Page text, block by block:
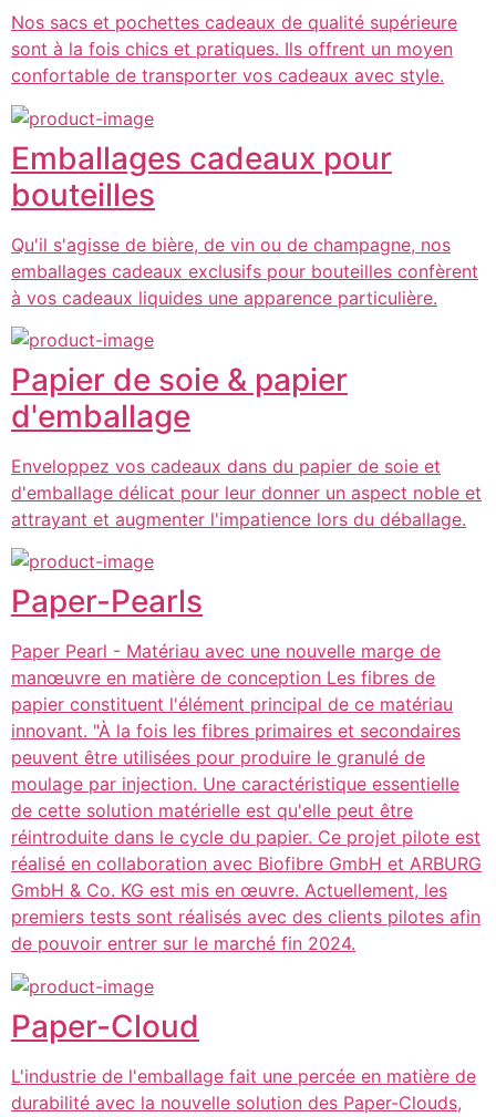
Nos sacs et pochettes cadeaux de qualité supérieure
sont à la fois chics et pratiques. Ils offrent un moyen
confortable de transporter vos cadeaux avec style.
Emballages cadeaux pour
bouteilles
Qu'il s'agisse de bière, de vin ou de champagne, nos
emballages cadeaux exclusifs pour bouteilles confèrent
à vos cadeaux liquides une apparence particulière.
Papier de soie & papier
d'emballage
Enveloppez vos cadeaux dans du papier de soie et
d'emballage délicat pour leur donner un aspect noble et
attrayant et augmenter l'impatience lors du déballage.
Paper-Pearls
Paper Pearl - Matériau avec une nouvelle marge de
manœuvre en matière de conception Les fibres de
papier constituent l'élément principal de ce matériau
innovant. "À la fois les fibres primaires et secondaires
peuvent être utilisées pour produire le granulé de
moulage par injection. Une caractéristique essentielle
de cette solution matérielle est qu'elle peut être
réintroduite dans le cycle du papier. Ce projet pilote est
réalisé en collaboration avec Biofibre GmbH et ARBURG
GmbH & Co. KG est mis en œuvre. Actuellement, les
premiers tests sont réalisés avec des clients pilotes afin
de pouvoir entrer sur le marché fin 2024.
Paper-Cloud
L'industrie de l'emballage fait une percée en matière de
durabilité avec la nouvelle solution des Paper-Clouds,